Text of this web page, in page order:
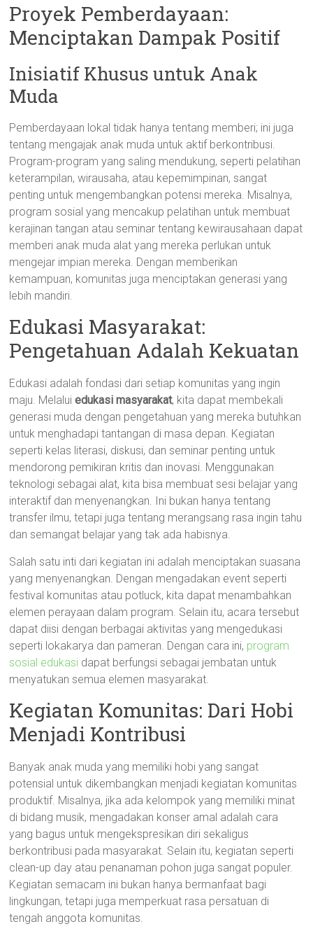
Proyek Pemberdayaan:
Menciptakan Dampak Positif
Inisiatif Khusus untuk Anak
Muda
Pemberdayaan lokal tidak hanya tentang memberi; ini juga
tentang mengajak anak muda untuk aktif berkontribusi.
Program-program yang saling mendukung, seperti pelatihan
keterampilan, wirausaha, atau kepemimpinan, sangat
penting untuk mengembangkan potensi mereka. Misalnya,
program sosial yang mencakup pelatihan untuk membuat
kerajinan tangan atau seminar tentang kewirausahaan dapat
memberi anak muda alat yang mereka perlukan untuk
mengejar impian mereka. Dengan memberikan
kemampuan, komunitas juga menciptakan generasi yang
lebih mandiri.
Edukasi Masyarakat:
Pengetahuan Adalah Kekuatan
Edukasi adalah fondasi dari setiap komunitas yang ingin
maju. Melaluiedukasi masyarakat, kita dapat membekali
generasi muda dengan pengetahuan yang mereka butuhkan
untuk menghadapi tantangan di masa depan. Kegiatan
seperti kelas literasi, diskusi, dan seminar penting untuk
mendorong pemikiran kritis dan inovasi. Menggunakan
teknologi sebagai alat, kita bisa membuat sesi belajar yang
interaktif dan menyenangkan. Ini bukan hanya tentang
transfer ilmu, tetapi juga tentang merangsang rasa ingin tahu
dan semangat belajar yang tak ada habisnya.
Salah satu inti dari kegiatan ini adalah menciptakan suasana
yang menyenangkan. Dengan mengadakan event seperti
festival komunitas atau potluck, kita dapat menambahkan
elemen perayaan dalam program. Selain itu, acara tersebut
dapat diisi dengan berbagai aktivitas yang mengedukasi
seperti lokakarya dan pameran. Dengan cara ini, program
sosial edukasi dapat berfungsi sebagai jembatan untuk
menyatukan semua elemen masyarakat.
Kegiatan Komunitas: Dari Hobi
Menjadi Kontribusi
Banyak anak muda yang memiliki hobi yang sangat
potensial untuk dikembangkan menjadi kegiatan komunitas
produktif. Misalnya, jika ada kelompok yang memiliki minat
di bidang musik, mengadakan konser amal adalah cara
yang bagus untuk mengekspresikan diri sekaligus
berkontribusi pada masyarakat. Selain itu, kegiatan seperti
clean-up day atau penanaman pohon juga sangat populer.
Kegiatan semacam ini bukan hanya bermanfaat bagi
lingkungan, tetapi juga memperkuat rasa persatuan di
tengah anggota komunitas.